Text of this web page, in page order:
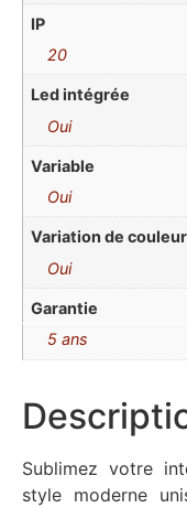
IP
20
Led intégrée
Oui
Variable
Oui
Variation de couleur
Oui
Garantie
5 ans
Sublimez votre
style moderne